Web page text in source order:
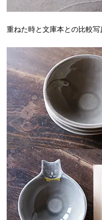
重ねた時と文庫本との比較写